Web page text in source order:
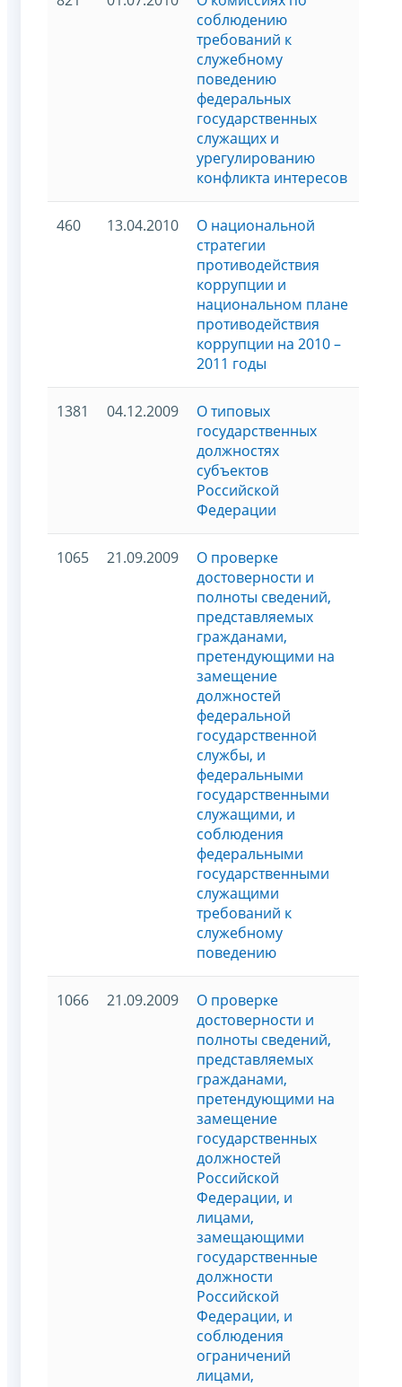
соблюдению
требований к
служебному
поведению
федеральных
государственных
служащих и
урегулированию
конфликта интересов
460 13.04.2010
О национальной
стратегии
противодействия
коррупции и
национальном плане
противодействия
коррупции на 2010 –
2011 годы
1381 04.12.2009
О типовых
государственных
должностях
субъектов
Российской
Федерации
1065 21.09.2009
О проверке
достоверности и
полноты сведений,
представляемых
гражданами,
претендующими на
замещение
должностей
федеральной
государственной
службы, и
федеральными
государственными
служащими, и
соблюдения
федеральными
государственными
служащими
требований к
служебному
поведению
1066 21.09.2009
О проверке
достоверности и
полноты сведений,
представляемых
гражданами,
претендующими на
замещение
государственных
должностей
Российской
Федерации, и
лицами,
замещающими
государственные
должности
Российской
Федерации, и
соблюдения
ограничений
лицами,